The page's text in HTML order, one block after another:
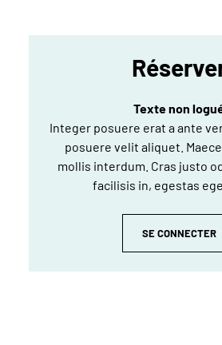
Texte non
Integer posuere erat a ante
posuere velit aliquet.
mollis interdum. Cras justo
facilisis in, egestas
SE CONNECTER